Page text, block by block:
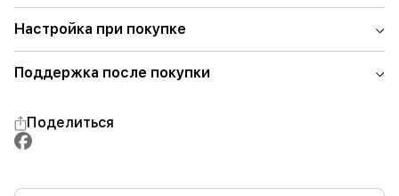
Настройка при покупке
Поддержка после покупки
Поделиться